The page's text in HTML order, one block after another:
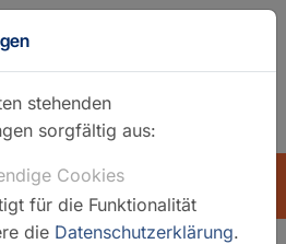
GFZ-Startseite
stehenden
sorgfältig aus:
Cookies
für die Funktionalität
die Datenschutzerklärung.